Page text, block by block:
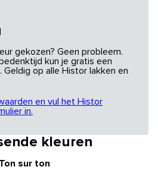
gekozen? Geen probleem.
kun je gratis een
Geldig op alle Histor lakken en
en vul het Histor
in.
kleuren
Ton sur ton